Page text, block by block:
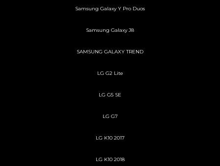
Samsung Galaxy Y Pro Duos
Samsung Galaxy J8
SAMSUNG GALAXY TREND
LG G2 Lite
LG G5 SE
LG G7
LG K10 2017
LG K10 2018